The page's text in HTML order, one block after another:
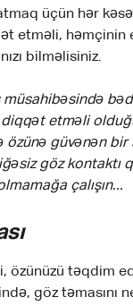
üçün hər
etməli, həmçinin
bilməlisiniz.
müsahibəsində
etməli
özünə güvənən
göz kontaktı
çalışın...
özünüzü təqdim
göz təmasını